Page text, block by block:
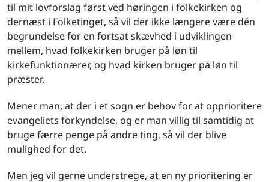
til mit lovforslag først ved høringen i folkekirken og
dernæst i Folketinget, så vil der ikke længere være dén
begrundelse for en fortsat skævhed i udviklingen
mellem, hvad folkekirken bruger på løn til
kirkefunktionærer, og hvad kirken bruger på løn til
præster.
Mener man, at der i et sogn er behov for at opprioritere
evangeliets forkyndelse, og er man villig til samtidig at
bruge færre penge på andre ting, så vil der blive
mulighed for det.
Men jeg vil gerne understrege, at en ny prioritering er